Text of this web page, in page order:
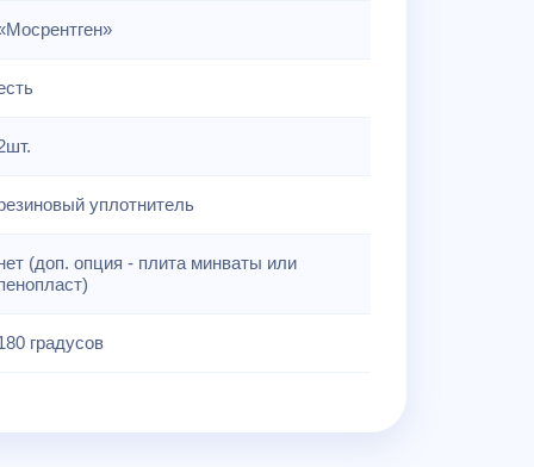
уплотнитель
(доп. опция - плита минваты или
градусов